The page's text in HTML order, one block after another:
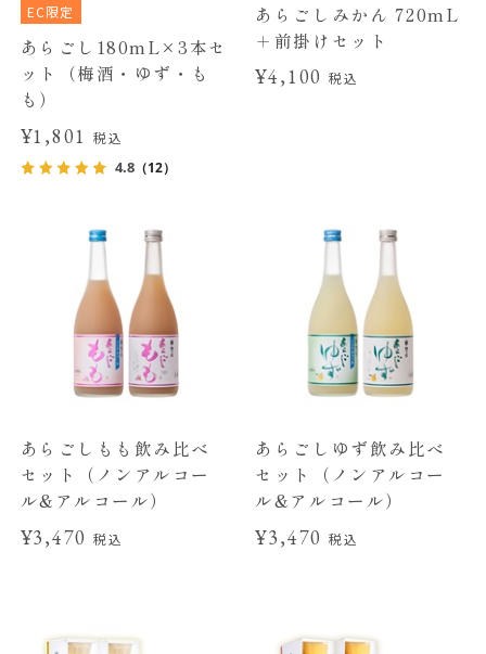
EC限定
あらごし180mL×3本セ
ット（梅酒・ゆず・も
も）
¥1,801税込
4.8（12）
あらごしみかん 720mL
＋前掛けセット
¥4,100 税込
あらごしもも飲み比べ
セット（ノンアルコー
ル&アルコール）
¥3,470税込
あらごしゆず飲み比べ
セット（ノンアルコー
ル&アルコール）
¥3,470 税込